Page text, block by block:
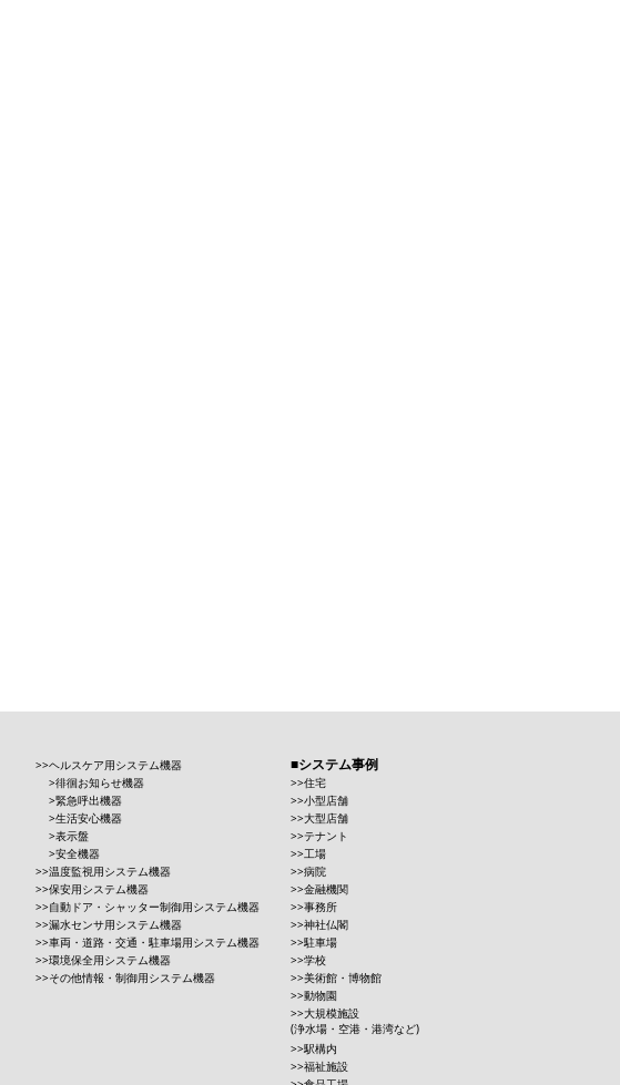
ヘルスケア用システム機器
徘徊お知らせ機器
緊急呼出機器
生活安心機器
表示盤
安全機器
温度監視用システム機器
保安用システム機器
自動ドア・シャッター制御用システム機器
漏水センサ用システム機器
車両・道路・交通・駐車場用システム機器
環境保全用システム機器
その他情報・制御用システム機器
システム事例
住宅
小型店舗
大型店舗
テナント
工場
病院
金融機関
事務所
神社仏閣
駐車場
学校
美術館・博物館
動物園
大規模施設
(浄水場・空港・港湾など)
駅構内
福祉施設